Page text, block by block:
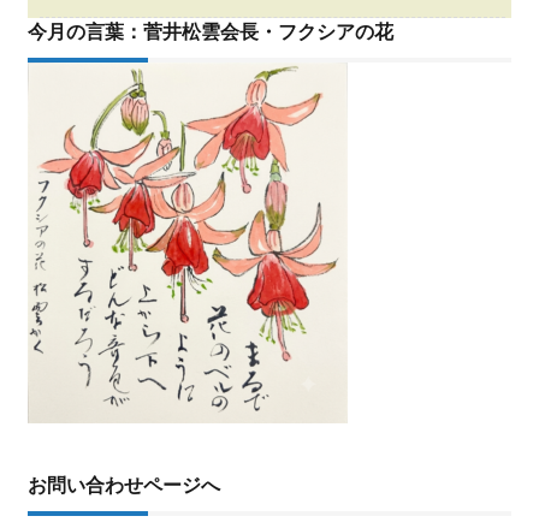
今月の言葉：菅井松雲会長・フクシアの花
お問い合わせページへ